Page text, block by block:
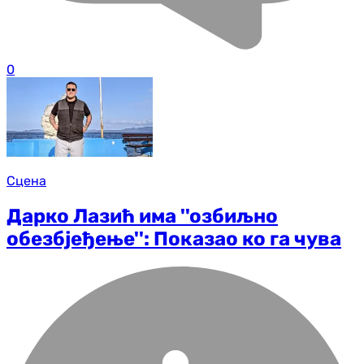
0
Сцена
Дарко Лазић има ''озбиљно
обезбјеђење'': Показао ко га чува